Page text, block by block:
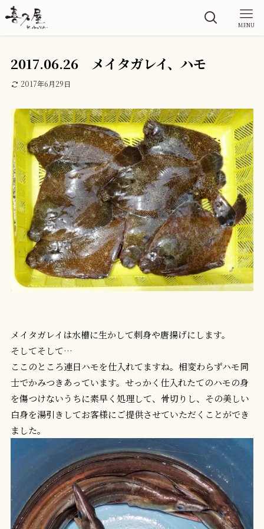
MENU
2017.06.26 メイタガレイ、ハモ
2017年6月29日
メイタガレイは水槽に生かして刺身や唐揚げにします。
そしてそして…
ここのところ連日ハモを仕入れてますね。相変わらずハモ同
士でかみつきあっています。せっかく仕入れたてのハモの身
を傷つけないうちに素早く処理して、骨切りし、その美しい
白身を湯引きしてお客様にご提供させていただくことができ
ました。